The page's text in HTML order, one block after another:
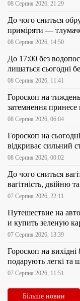
08 Серпня 2026, 21:29
До чого сниться
приміряти —
08 Серпня 2026, 14:50
До 17:00 без
лишаться сьогодні
08 Серпня 2026, 11:41
Гороскоп на
затемнення принесе
08 Серпня 2026, 06:04
Гороскоп на
відкриває сильний
08 Серпня 2026, 00:02
До чого сниться
вагітність, двійню
07 Серпня 2026, 22:11
Путешествие на
и купить зеленую
07 Серпня 2026, 13:39
Гороскоп на вихідні
подарують легкі та
07 Серпня 2026, 11:51
Більше новин